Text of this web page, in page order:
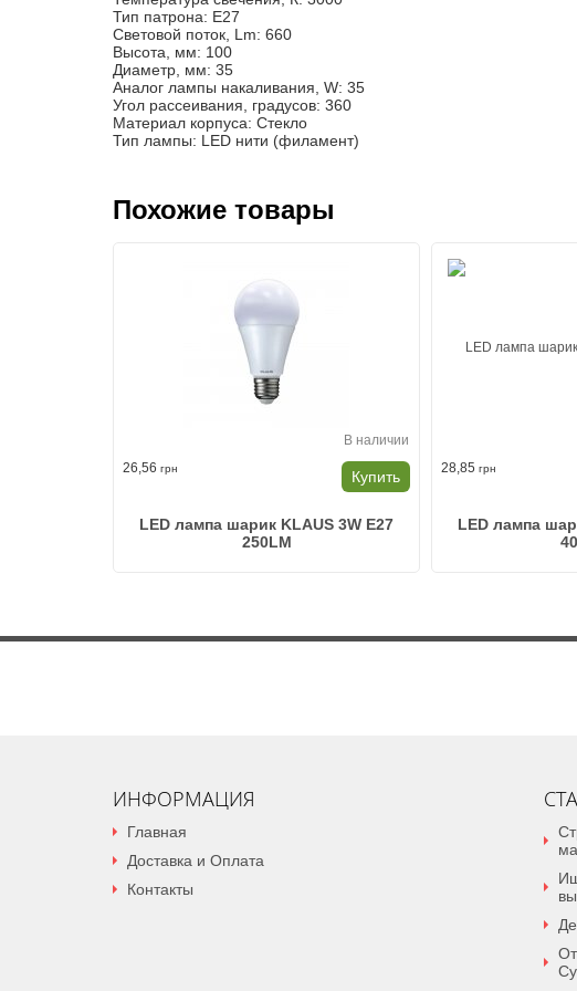
Тип патрона: Е27
Световой поток, Lm: 660
Высота, мм: 100
Диаметр, мм: 35
Аналог лампы накаливания, W: 35
Угол рассеивания, градусов: 360
Материал корпуса: Стекло
Тип лампы: LED нити (филамент)
Похожие товары
В наличии
26,56 грн Купить
LED лампа шарик KLAUS 3W E27
250LM
28,85 грн
LED лампа
ИНФОРМАЦИЯ
Главная
Доставка и Оплата
Контакты